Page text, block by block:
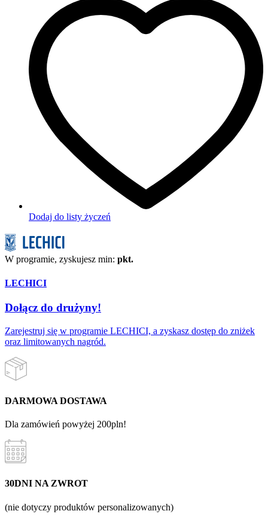
Dodaj do listy życzeń
W programie, zyskujesz min: pkt.
LECHICI
Dołącz do drużyny!
Zarejestruj się w programie LECHICI, a zyskasz dostęp do zniżek
oraz limitowanych nagród.
DARMOWA DOSTAWA
Dla zamówień powyżej 200pln!
30DNI NA ZWROT
(nie dotyczy produktów personalizowanych)